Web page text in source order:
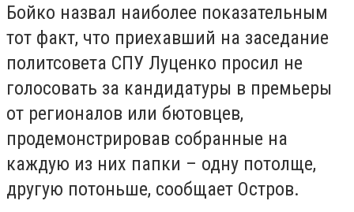
Бойко назвал наиболее показательным
тот факт, что приехавший на заседание
политсовета СПУ Луценко просил не
голосовать за кандидатуры в премьеры
от регионалов или бютовцев,
продемонстрировав собранные на
каждую из них папки – одну потолще,
другую потоньше, сообщает Остров.